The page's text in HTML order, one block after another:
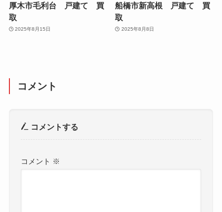
厚木市毛利台 戸建て 買
取
2025年8月15日
船橋市新高根 戸建て 買
取
2025年8月8日
コメント
コメントする
コメント ※